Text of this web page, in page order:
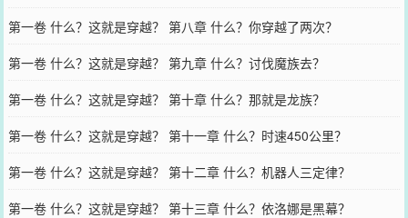
第一卷 什么？这就是穿越？ 第八章 什么？你穿越了两次？
第一卷 什么？这就是穿越？ 第九章 什么？讨伐魔族去？
第一卷 什么？这就是穿越？ 第十章 什么？那就是龙族？
第一卷 什么？这就是穿越？ 第十一章 什么？时速450公里？
第一卷 什么？这就是穿越？ 第十二章 什么？机器人三定律？
第一卷 什么？这就是穿越？ 第十三章 什么？依洛娜是黑幕？